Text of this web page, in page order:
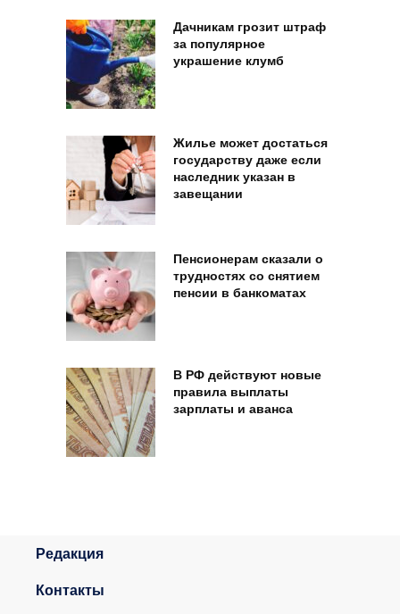
Дачникам грозит штраф
за популярное
украшение клумб
Жилье может достаться
государству даже если
наследник указан в
завещании
Пенсионерам сказали о
трудностях со снятием
пенсии в банкоматах
В РФ действуют новые
правила выплаты
зарплаты и аванса
Редакция
Контакты